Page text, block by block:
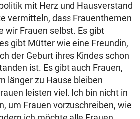
mit Herz und Hausverstand
vermitteln, dass Frauenthemen
wir Frauen selbst. Es gibt
gibt Mütter wie eine Freundin,
der Geburt ihres Kindes schon
ist. Es gibt auch Frauen,
länger zu Hause bleiben
leisten viel. Ich bin nicht in
um Frauen vorzuschreiben, wie